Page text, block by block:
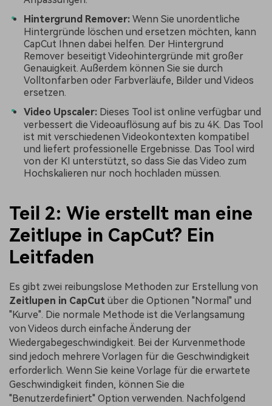
Hintergrund Remover: Wenn Sie unordentliche
Hintergründe löschen und ersetzen möchten, kann
CapCut Ihnen dabei helfen. Der Hintergrund
Remover beseitigt Videohintergründe mit großer
Genauigkeit. Außerdem können Sie sie durch
Volltonfarben oder Farbverläufe, Bilder und Videos
ersetzen.
Video Upscaler: Dieses Tool ist online verfügbar und
verbessert die Videoauflösung auf bis zu 4K. Das Tool
ist mit verschiedenen Videokontexten kompatibel
und liefert professionelle Ergebnisse. Das Tool wird
von der KI unterstützt, so dass Sie das Video zum
Hochskalieren nur noch hochladen müssen.
Teil 2: Wie erstellt man eine
Zeitlupe in CapCut? Ein
Leitfaden
Es gibt zwei reibungslose Methoden zur Erstellung von
Zeitlupen in CapCut über die Optionen "Normal" und
"Kurve". Die normale Methode ist die Verlangsamung
von Videos durch einfache Änderung der
Wiedergabegeschwindigkeit. Bei der Kurvenmethode
sind jedoch mehrere Vorlagen für die Geschwindigkeit
erforderlich. Wenn Sie keine Vorlage für die erwartete
Geschwindigkeit finden, können Sie die
"Benutzerdefiniert" Option verwenden. Nachfolgend